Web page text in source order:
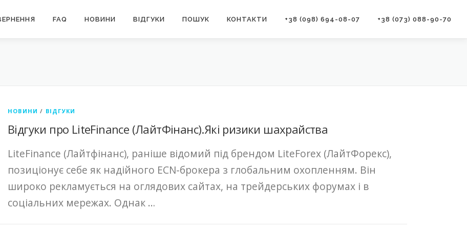
FAQ НОВИНИ ВІДГУКИ ПОШУК КОНТАКТИ +38 (098) 694-08-07 +38 (073) 088-90-70
НОВИНИ / ВІДГУКИ
Відгуки про LiteFinance (ЛайтФінанс).Які ризики шахрайства
LiteFinance (Лайтфінанс), раніше відомий під брендом LiteForex (ЛайтФорекс),
позиціонує себе як надійного ECN-брокера з глобальним охопленням. Він
широко рекламується на оглядових сайтах, на трейдерських форумах і в
соціальних мережах. Однак …